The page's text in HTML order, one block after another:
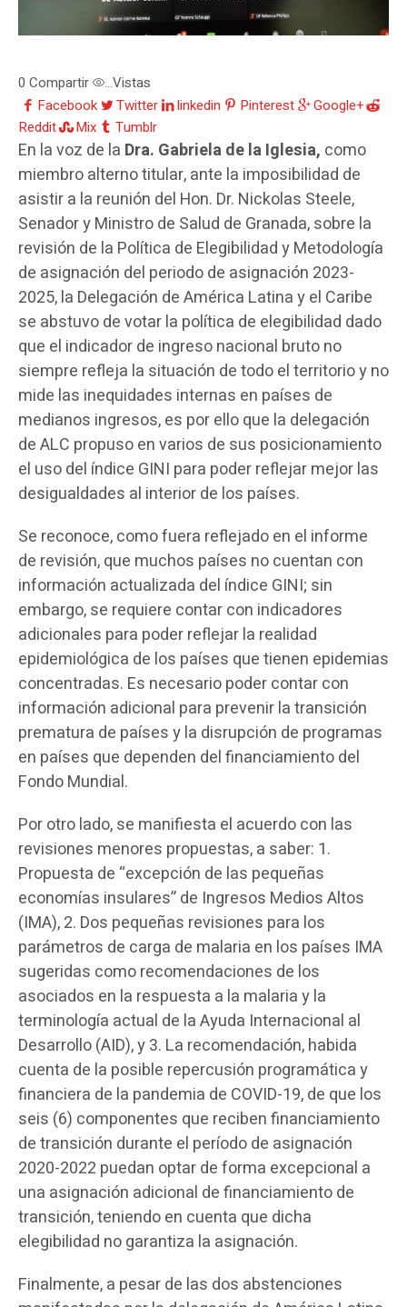
0 Compartir ...Vistas
Facebook
Twitter linkedin Pinterest
Google+
Reddit
Mix Tumblr
En la voz de la Dra. Gabriela de la Iglesia, como
miembro alterno titular, ante la imposibilidad de
asistir a la reunión del Hon. Dr. Nickolas Steele,
Senador y Ministro de Salud de Granada, sobre la
revisión de la Política de Elegibilidad y Metodología
de asignación del periodo de asignación 2023-
2025, la Delegación de América Latina y el Caribe
se abstuvo de votar la política de elegibilidad dado
que el indicador de ingreso nacional bruto no
siempre refleja la situación de todo el territorio y no
mide las inequidades internas en países de
medianos ingresos, es por ello que la delegación
de ALC propuso en varios de sus posicionamiento
el uso del índice GINI para poder reflejar mejor las
desigualdades al interior de los países.
Se reconoce, como fuera reflejado en el informe
de revisión, que muchos países no cuentan con
información actualizada del índice GINI; sin
embargo, se requiere contar con indicadores
adicionales para poder reflejar la realidad
epidemiológica de los países que tienen epidemias
concentradas. Es necesario poder contar con
información adicional para prevenir la transición
prematura de países y la disrupción de programas
en países que dependen del financiamiento del
Fondo Mundial.
Por otro lado, se manifiesta el acuerdo con las
revisiones menores propuestas, a saber: 1.
Propuesta de “excepción de las pequeñas
economías insulares” de Ingresos Medios Altos
(IMA), 2. Dos pequeñas revisiones para los
parámetros de carga de malaria en los países IMA
sugeridas como recomendaciones de los
asociados en la respuesta a la malaria y la
terminología actual de la Ayuda Internacional al
Desarrollo (AID), y 3. La recomendación, habida
cuenta de la posible repercusión programática y
financiera de la pandemia de COVID-19, de que los
seis (6) componentes que reciben financiamiento
de transición durante el período de asignación
2020-2022 puedan optar de forma excepcional a
una asignación adicional de financiamiento de
transición, teniendo en cuenta que dicha
elegibilidad no garantiza la asignación.
Finalmente, a pesar de las dos abstenciones